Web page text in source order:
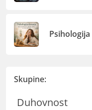
Skupine:
Duhovnost